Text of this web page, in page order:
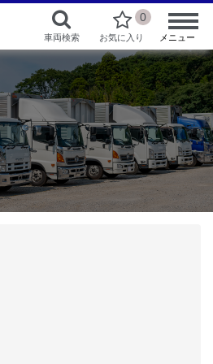
車両検索
0
お気に入り メニュー